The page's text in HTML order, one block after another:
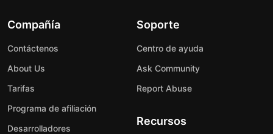
Compañía
Contáctenos
About Us
Tarifas
Programa de afiliación
Desarrolladores
Soporte
Centro de ayuda
Ask Community
Report Abuse
Recursos